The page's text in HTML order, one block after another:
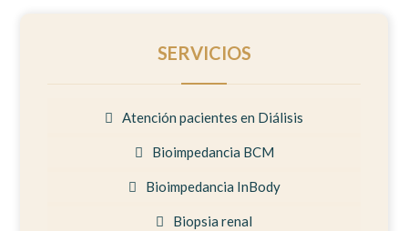
SERVICIOS
Atención pacientes en Diálisis
Bioimpedancia BCM
Bioimpedancia InBody
Biopsia renal